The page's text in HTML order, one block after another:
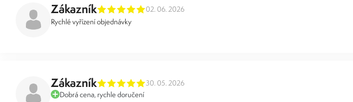
Zákazník 02. 06. 2026
Rychlé vyřízení objednávky
Zákazník 30. 05. 2026
Dobrá cena, rychle doručení